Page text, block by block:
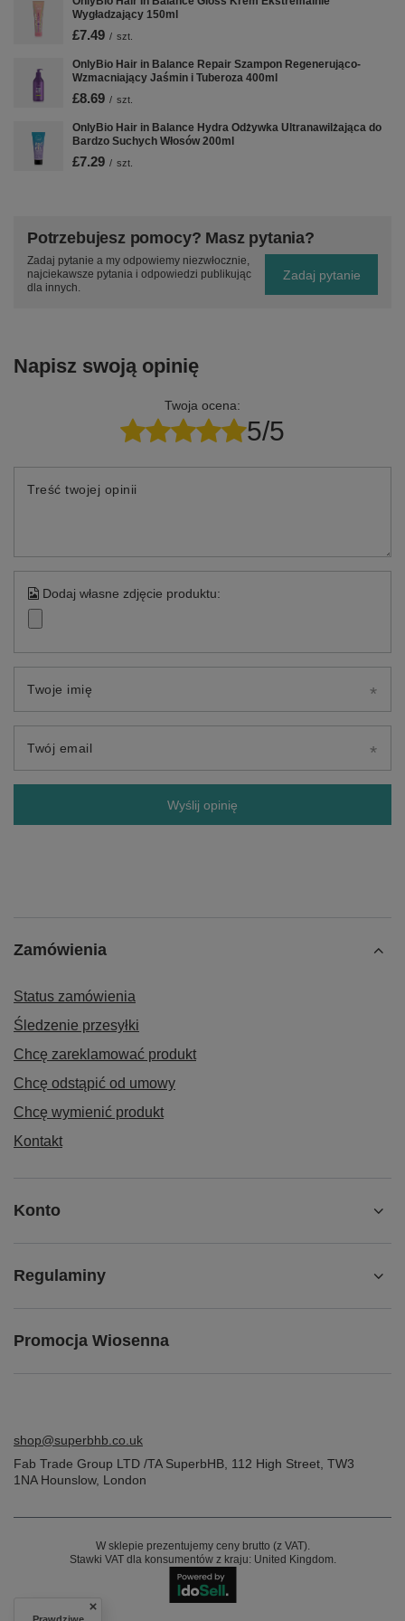
Wygładzający 150ml
£7.49 / szt.
OnlyBio Hair in Balance Repair Szampon Regenerująco-
Wzmacniający Jaśmin i Tuberoza 400ml
£8.69 / szt.
OnlyBio Hair in Balance Hydra Odżywka Ultranawilżająca do
Bardzo Suchych Włosów 200ml
£7.29 / szt.
Potrzebujesz pomocy? Masz pytania?
Zadaj pytanie a my odpowiemy niezwłocznie,
najciekawsze pytania i odpowiedzi publikując
dla innych.
Zadaj pytanie
Napisz swoją opinię
Twoja ocena:
5/5
Treść twojej opinii
Dodaj własne zdjęcie produktu:
Twoje imię
Twój email
Wyślij opinię
Zamówienia
Status zamówienia
Śledzenie przesyłki
Chcę zareklamować produkt
Chcę odstąpić od umowy
Chcę wymienić produkt
Kontakt
Konto
Regulaminy
Promocja Wiosenna
shop@superbhb.co.uk
Fab Trade Group LTD /TA SuperbHB 112 High Street TW3
1NAHounslow, London
W sklepie prezentujemy ceny brutto (z VAT).
Stawki VAT dla konsumentów z kraju: United Kingdom.